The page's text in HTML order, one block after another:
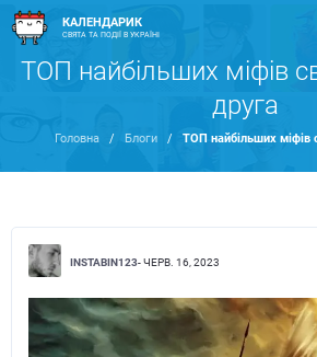
КАЛЕНДАРИК
СВЯТА ТА ПОДІЇ В УКРАЇНІ
ТОП найбільших міфів
друга
Головна / Блоги / ТОП найбільших міфів
INSTABIN123- ЧЕРВ. 16, 2023